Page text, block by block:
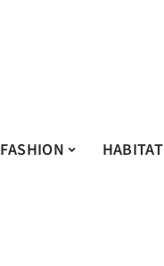
FASHION HABITAT